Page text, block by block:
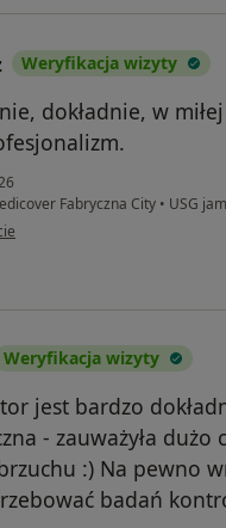
Weryfikacja wizyty
dokładnie, w
Fabryczna City • USG
Janusz
Weryfikacja wizyty
jest bardzo
- zauważyła dużo
:) Na pewno
badań